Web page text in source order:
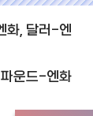
화, 달러-엔
파운드-엔화